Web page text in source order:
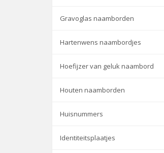
Gravoglas naamborden
Hartenwens naambordjes
Hoefijzer van geluk naambord
Houten naamborden
Huisnummers
Identiteitsplaatjes